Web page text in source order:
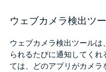
ウェブカメラ検出ツ
ウェブカメラ検出ツール
られるたびに通知してく
ては、どのアプリがカメラ